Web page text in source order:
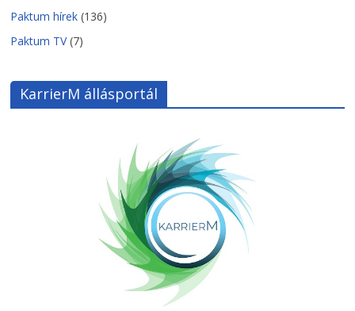
Paktum hírek (136)
Paktum TV(7)
KarrierM állásportál